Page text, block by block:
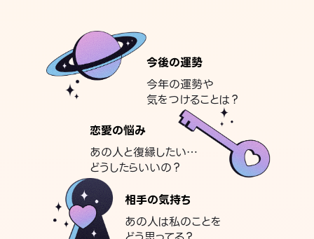
今後の運勢
今年の運勢や
気をつけることは？
恋愛の悩み
あの人と復縁したい…
どうしたらいいの？
相手の気持ち
あの人は私のことを